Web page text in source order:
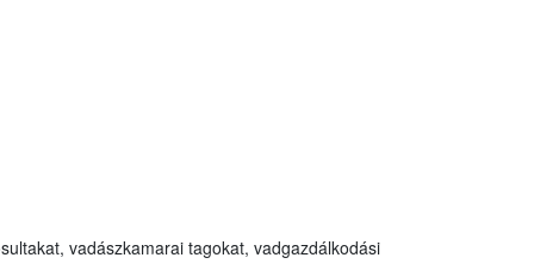
vadászkamarai tagokat, vadgazdálkodási